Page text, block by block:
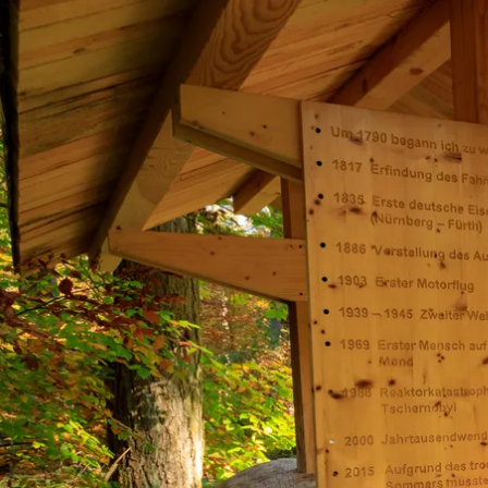
Aktivitäten im Chiemgau
Wandern & Gipfelglück
Radfahren &
Mountainbiken
Chiemsee &
Aktivitäten für die Familie
Winter
Golfen
&
Orte